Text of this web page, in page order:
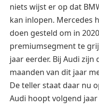
niets wijst er op dat
kan inlopen. Mercedes
doen gesteld om in
premiumsegment te
jaar eerder. Bij Audi
maanden van dit jaar
De teller staat daar nu
Audi hoopt volgend